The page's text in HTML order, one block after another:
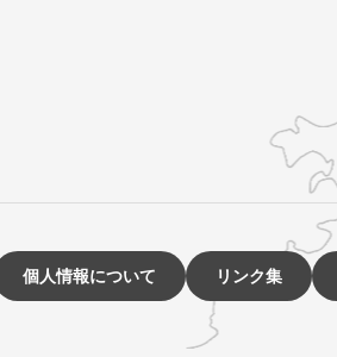
個人情報について リンク集